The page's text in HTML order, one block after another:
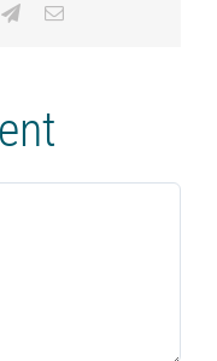
TelegramEmail